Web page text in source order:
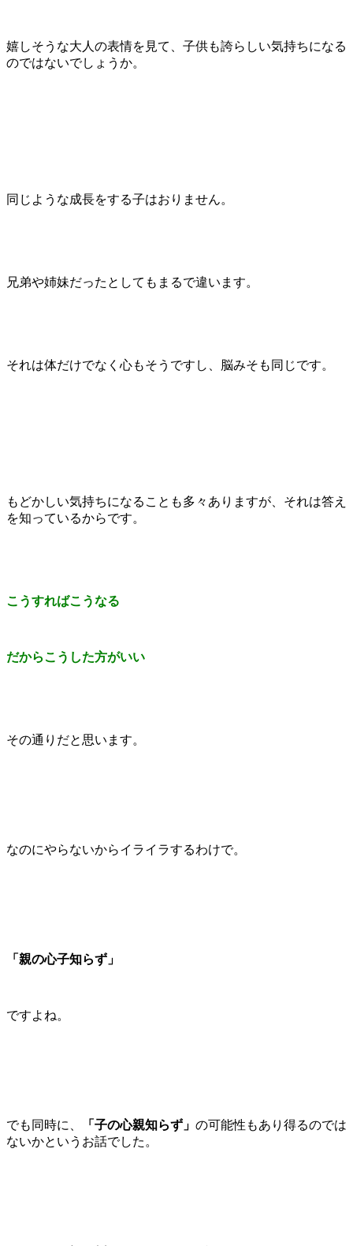
嬉しそうな大人の表情を見て、子供も誇らしい気持ちになる
のではないでしょうか。
同じような成長をする子はおりません。
兄弟や姉妹だったとしてもまるで違います。
それは体だけでなく心もそうですし、脳みそも同じです。
もどかしい気持ちになることも多々ありますが、それは答え
を知っているからです。
こうすればこうなる
だからこうした方がいい
その通りだと思います。
なのにやらないからイライラするわけで。
「親の心子知らず」
ですよね。
でも同時に、 「子の心親知らず」 の可能性もあり得るのでは
ないかというお話でした。